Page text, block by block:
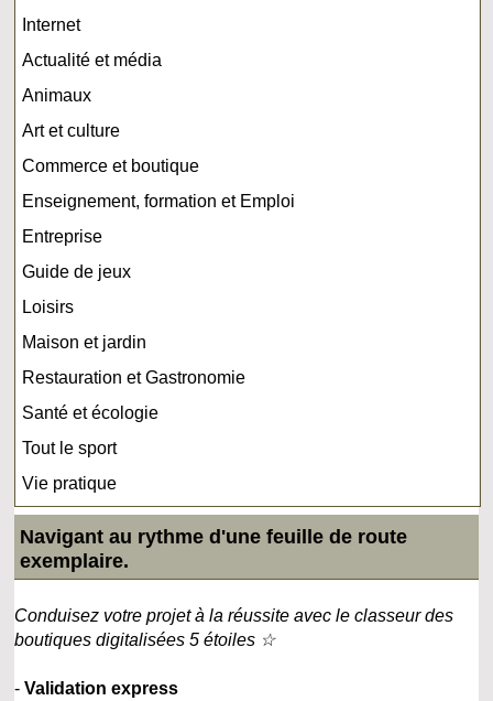
Internet
Actualité et média
Animaux
Art et culture
Commerce et boutique
Enseignement, formation et Emploi
Entreprise
Guide de jeux
Loisirs
Maison et jardin
Restauration et Gastronomie
Santé et écologie
Tout le sport
Vie pratique
Navigant au rythme d'une feuille de route
exemplaire.
Conduisez votre projet à la réussite avec le classeur des
boutiques digitalisées 5 étoiles ☆
-Validation express